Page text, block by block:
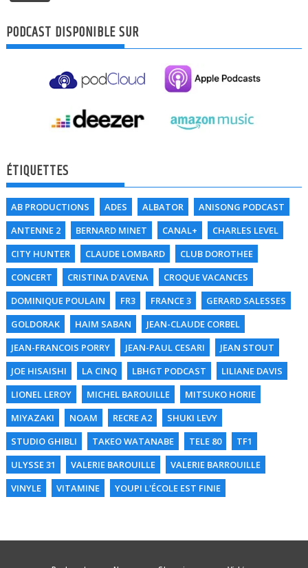
PODCAST DISPONIBLE SUR
ÉTIQUETTES
AB PRODUCTIONS ADES ALBATOR
ANISONG PODCAST
ANTENNE 2
BERNARD MINET CANAL+
CHARLES LEVEL
CITY HUNTER
CLAUDE LOMBARD
CLUB DOROTHEE
CONCERT
CRISTINA D'AVENA
CROQUE VACANCES
DOMINIQUE POULAIN
FR3 FRANCE 3
GERARD SALESSES
GOLDORAK
HAIM SABAN
JEAN-CLAUDE CORBEL
JEAN-FRANCOIS PORRY
JEAN-PAUL CESARI
JEAN STOUT
JOE HISAISHI
LA CINQ LBHGT PODCAST
LILIANE DAVIS
LIONEL LEROY
MICHEL BAROUILLE
MITSUKO HORIE
MIYAZAKI
NOAM RECRE A2
SHUKI LEVY
STUDIO GHIBLI
TAKEO WATANABE TELE 80
TF1
ULYSSE 31
VALERIE BAROUILLE
VALERIE BARROUILLE
VINYLE
VITAMINE YOUPI L'ÉCOLE EST FINIE